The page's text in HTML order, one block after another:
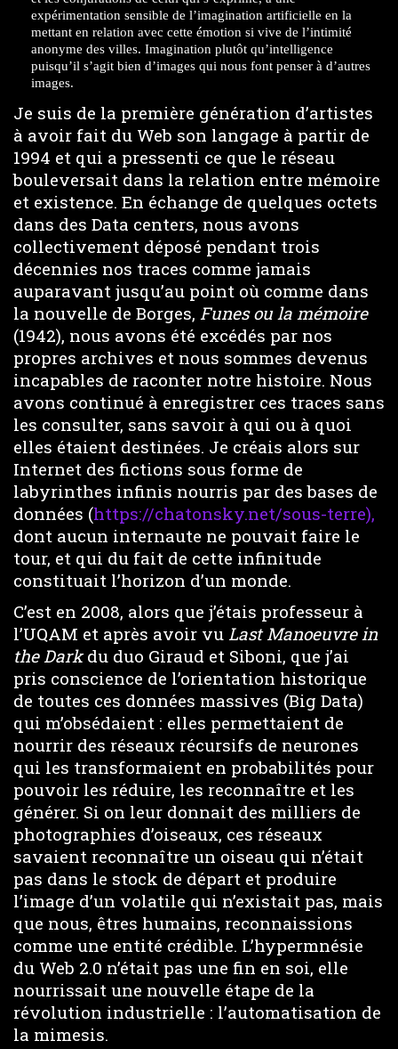
expérimentation sensible de l’imagination artificielle en la
mettant en relation avec cette émotion si vive de l’intimité
anonyme des villes. Imagination plutôt qu’intelligence
puisqu’il s’agit bien d’images qui nous font penser à d’autres
images.
Je suis de la première génération d’artistes
à avoir fait du Web son langage à partir de
1994 et qui a pressenti ce que le réseau
bouleversait dans la relation entre mémoire
et existence. En échange de quelques octets
dans des Data centers, nous avons
collectivement déposé pendant trois
décennies nos traces comme jamais
auparavant jusqu’au point où comme dans
la nouvelle de Borges, Funes ou la mémoire
(1942), nous avons été excédés par nos
propres archives et nous sommes devenus
incapables de raconter notre histoire. Nous
avons continué à enregistrer ces traces sans
les consulter, sans savoir à qui ou à quoi
elles étaient destinées. Je créais alors sur
Internet des fictions sous forme de
labyrinthes infinis nourris par des bases de
données (https://chatonsky.net/sous-terre),
dont aucun internaute ne pouvait faire le
tour, et qui du fait de cette infinitude
constituait l’horizon d’un monde.
C’est en 2008, alors que j’étais professeur à
l’UQAM et après avoir vu Last Manoeuvre in
the Darkdu duo Giraud et Siboni, que j’ai
pris conscience de l’orientation historique
de toutes ces données massives (Big Data)
qui m’obsédaient : elles permettaient de
nourrir des réseaux récursifs de neurones
qui les transformaient en probabilités pour
pouvoir les réduire, les reconnaître et les
générer. Si on leur donnait des milliers de
photographies d’oiseaux, ces réseaux
savaient reconnaître un oiseau qui n’était
pas dans le stock de départ et produire
l’image d’un volatile qui n’existait pas, mais
que nous, êtres humains, reconnaissions
comme une entité crédible. L’hypermnésie
du Web 2.0 n’était pas une fin en soi, elle
nourrissait une nouvelle étape de la
révolution industrielle : l’automatisation de
la mimesis.